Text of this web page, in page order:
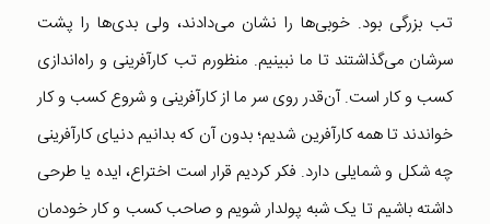
تب بزرگی بود. خوبی‌ها را نشان می‌دادند، ولی بدی‌ها را پشت
سرشان می‌گذاشتند تا ما نبینیم. منظورم تب کارآفرینی و راه‌اندازی
کسب و کار است. آن‌قدر روی سر ما از کارآفرینی و شروع کسب و کار
خواندند تا همه کارآفرین شدیم؛ بدون آن که بدانیم دنیای کارآفرینی
چه شکل و شمایلی دارد. فکر کردیم قرار است اختراع، ایده یا طرحی
داشته باشیم تا یک شبه پولدار شویم و صاحب کسب و کار خودمان